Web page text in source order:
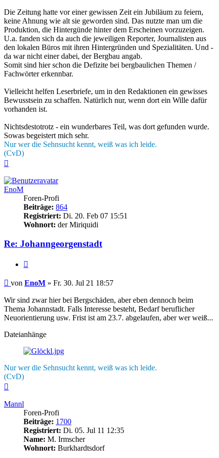
Die Zeitung hatte vor einer gewissen Zeit ein Jubiläum zu feiern,
keine Ahnung wie alt sie geworden sind. Das nutzte man um die
Produktion, die Hintergünde hinter dem Erscheinen vorzuzeigen.
U.a. fanden sich da auch die jeweiligen Reporter, Journalisten aus
den lokalen Büros mit ihren Hintergründen und Spezialitäten. Und -
da war nicht einer dabei, der Bergbau angab.
Somit sind hier schon die Defizite bei bergbaulichen Themen /
Fachwörter erkennbar.
Vielleicht helfen Leserbriefe, um in den Redaktionen ein gewisses
Bewusstsein zu schaffen. Natürlich nur, wenn dort ein Wille dafür
vorhanden ist.
Nichtsdestotrotz - ein wunderbares Teil, was dort gefunden wurde.
Sowas begeistert mich sehr.
Nur wer die Sehnsucht kennt, weiß was ich leide.
(CvD)
EnoM
Foren-Profi
Beiträge: 864
Registriert: Di. 20. Feb 07 15:51
Wohnort: der Miriquidi
Re: Johanngeorgenstadt
Beitrag
von EnoM » Fr. 30. Jul 21 18:57
Wir sind zwar hier bei Bergschäden, aber eben dennoch beim
Thema Johannstadt. Falls Interesse besteht, Bedarf beruflicher
Neuorientierung usw. Frist ist am 23.7. abgelaufen, aber wer weiß...
Dateianhänge
Nur wer die Sehnsucht kennt, weiß was ich leide.
(CvD)
Mannl
Foren-Profi
Beiträge: 1700
Registriert: Di. 05. Jul 11 12:35
Name: M. Irmscher
Wohnort: Burkhardtsdorf